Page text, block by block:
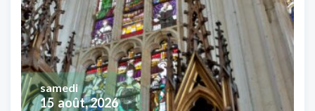
15 août, 2026
samedi